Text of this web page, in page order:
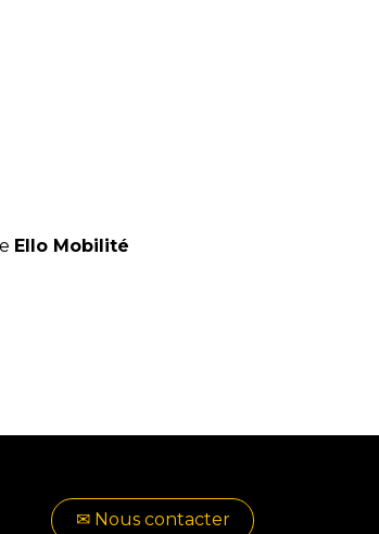
Ello Mobilité
✉​​ No​​​​us contacter